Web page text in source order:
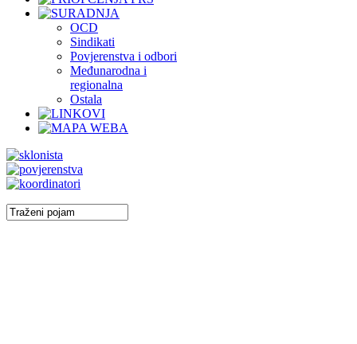
OCD
Sindikati
Povjerenstva i odbori
Međunarodna i
regionalna
Ostala